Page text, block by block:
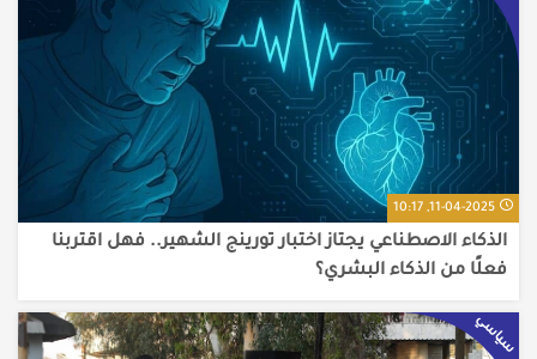
11-04-2025, 10:17
الذكاء الاصطناعي يجتاز اختبار تورينج الشهير.. فهل اقتربنا
فعلًا من الذكاء البشري؟
سياسي